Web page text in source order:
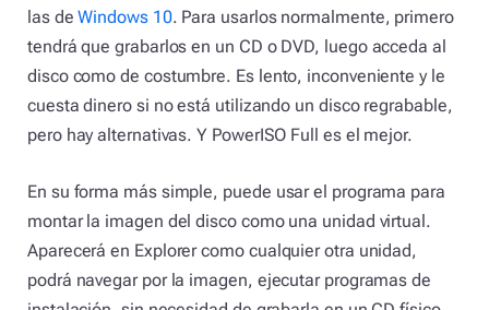
las deWindows 10. Para usarlos normalmente, primero
tendrá que grabarlos en un CD o DVD, luego acceda al
disco como de costumbre. Es lento, inconveniente y le
cuesta dinero si no está utilizando un disco regrabable,
pero hay alternativas. Y PowerISO Full es el mejor.
En su forma más simple, puede usar el programa para
montar la imagen del disco como una unidad virtual.
Aparecerá en Explorer como cualquier otra unidad,
podrá navegar por la imagen, ejecutar programas de